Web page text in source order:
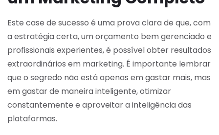
Este case de sucesso é uma prova clara de que, com
a estratégia certa, um orçamento bem gerenciado e
profissionais experientes, é possível obter resultados
extraordinários em marketing. É importante lembrar
que o segredo não está apenas em gastar mais, mas
em gastar de maneira inteligente, otimizar
constantemente e aproveitar a inteligência das
plataformas.